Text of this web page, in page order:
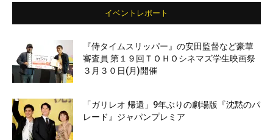
イベントレポート
『侍タイムスリッパー』の安田監督など豪華
審査員 第１９回ＴＯＨＯシネマズ学生映画祭
３月３０日(月)開催
「ガリレオ 帰還」9年ぶりの劇場版『沈黙のパ
レード』ジャパンプレミア